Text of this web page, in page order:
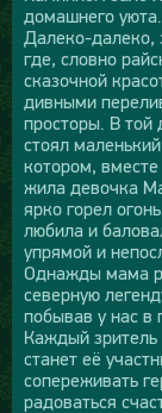
домашнего уюта.
Далеко-далеко,
где, словно
сказочной
дивными
просторы. В той
стоял
котором,
жила девочка
ярко горел
любила и
упрямой и
Однажды мама
северную
побывав у нас в
Каждый зритель
станет её
сопереживать
радоваться